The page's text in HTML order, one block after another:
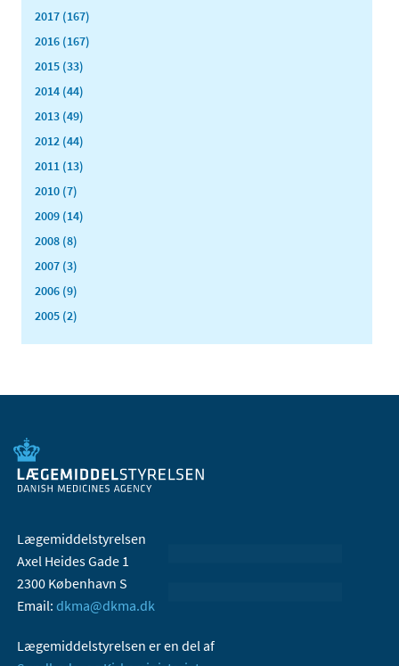
2017 (167)
2016 (167)
2015 (33)
2014 (44)
2013 (49)
2012 (44)
2011 (13)
2010 (7)
2009 (14)
2008 (8)
2007 (3)
2006 (9)
2005 (2)
Lægemiddelstyrelsen
Axel Heides Gade 1
2300 København S
Email: dkma@dkma.dk
Lægemiddelstyrelsen er en del af